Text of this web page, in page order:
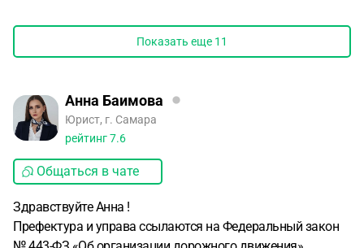
Показать еще 11
Анна Баимова
Юрист, г. Самара
рейтинг7.6
Общаться в чате
Здравствуйте Анна !
Префектура и управа ссылаются на Федеральный закон